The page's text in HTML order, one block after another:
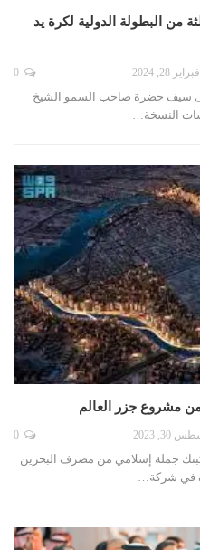
من البطولة الدولية لكرة يد
فبراير 28, 2024
سيف حضرة صاحب السمو الشيخ
النسخة…
من مشروع جزر العالم
30, 2023
جملة إسلامي من مصرف البحرين
في شركة…